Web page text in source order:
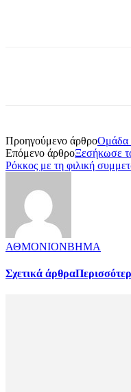
Προηγούμενο άρθροΟμάδα
Επόμενο άρθροΞεσήκωσε
Ρόκκος με τη φιλική
ΑΘΜΟΝΙΟΝΒΗΜΑ
Σχετικά άρθρα